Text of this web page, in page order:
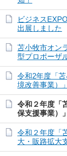
ビジネス
出展しました
苫小牧市オン
型プロポーザ
令和2年度「
境改善事業）
令和２年度「
保支援事業）
令和２年度「
大・販路拡大